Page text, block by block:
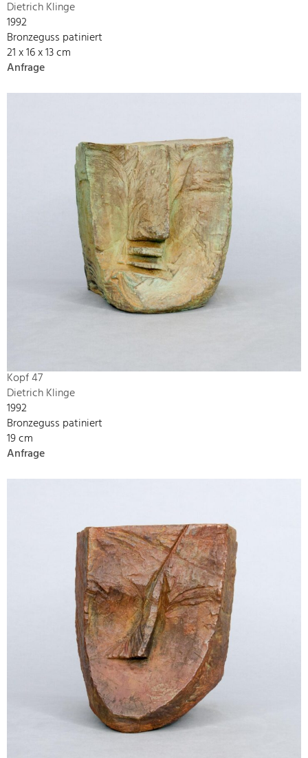
Dietrich Klinge
1992
Bronzeguss patiniert
21 x 16 x 13 cm
Anfrage
Kopf 47
Dietrich Klinge
1992
Bronzeguss patiniert
19 cm
Anfrage